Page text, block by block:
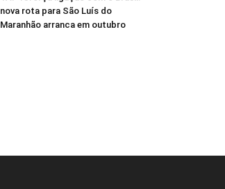
nova rota para São Luís do
Maranhão arranca em outubro